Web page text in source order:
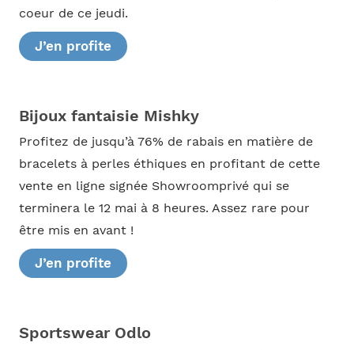
coeur de ce jeudi.
J’en profite
Bijoux fantaisie Mishky
Profitez de jusqu’à 76% de rabais en matière de
bracelets à perles éthiques en profitant de cette
vente en ligne signée Showroomprivé qui se
terminera le 12 mai à 8 heures. Assez rare pour
être mis en avant !
J’en profite
Sportswear Odlo